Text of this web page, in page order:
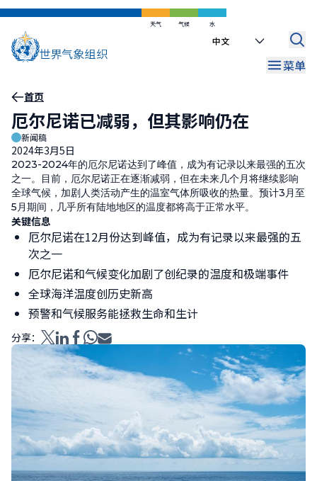
跳
天气 气候 水
Select
菜单
面
包
屑
首页
厄尔尼诺已减弱，但其影响仍在
新闻稿
2024年3月5日
2023-2024年的厄尔尼诺达到了峰值，成为有记录以来最强的五次
之一。目前，厄尔尼诺正在逐渐减弱，但在未来几个月将继续影响
全球气候，加剧人类活动产生的温室气体所吸收的热量。预计3月至
5月期间，几乎所有陆地地区的温度都将高于正常水平。
关键信息
厄尔尼诺在12月份达到峰值，成为有记录以来最强的五
次之一
厄尔尼诺和气候变化加剧了创纪录的温度和极端事件
全球海洋温度创历史新高
预警和气候服务能拯救生命和生计
分享：